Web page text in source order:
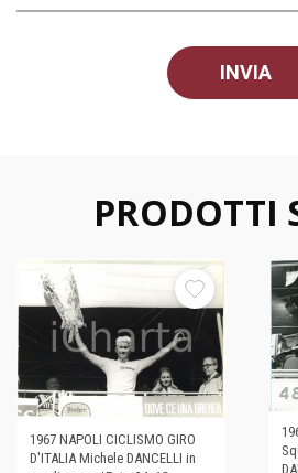
PRODOTTI
1967 NAPOLI CICLISMO GIRO
D'ITALIA Michele DANCELLI in